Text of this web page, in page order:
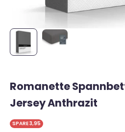
Romanette
Jersey Anthrazit
SPARE 3,95